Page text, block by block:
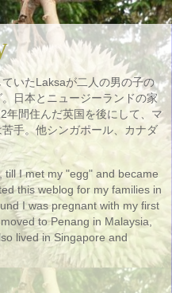
いたLaksaが二人の男の子の
日本とニュージーランドの家
年間住んだ英国を後にして、マ
手。他シンガポール、カナダ
till I met my "egg" and became
this weblog for my families in
I was pregnant with my first
to Penang in Malaysia,
lived in Singapore and